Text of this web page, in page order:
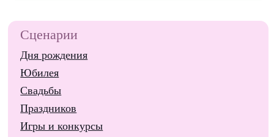
Сценарии
Дня рождения
Юбилея
Свадьбы
Праздников
Игры и конкурсы